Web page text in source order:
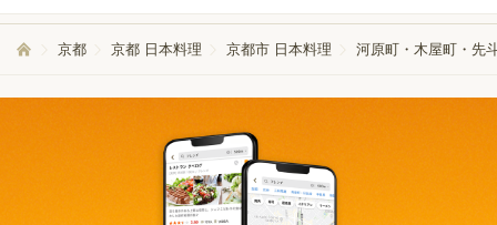
京都 京都 日本料理 京都市 日本料理 河原町・木屋町・先